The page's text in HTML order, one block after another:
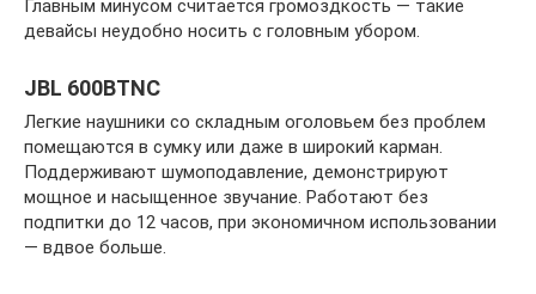
Главным минусом считается громоздкость — такие
девайсы неудобно носить с головным убором.
JBL 600BTNC
Легкие наушники со складным оголовьем без проблем
помещаются в сумку или даже в широкий карман.
Поддерживают шумоподавление, демонстрируют
мощное и насыщенное звучание. Работают без
подпитки до 12 часов, при экономичном использовании
— вдвое больше.